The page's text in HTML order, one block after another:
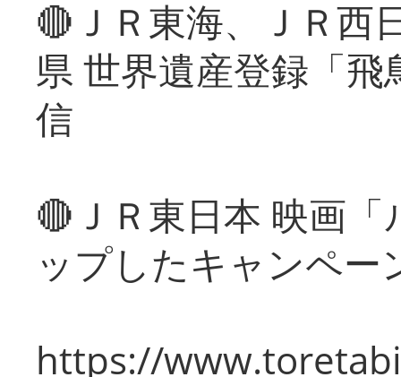
🔴ＪＲ東海、ＪＲ西
県 世界遺産登録「
信
🔴ＪＲ東日本 映画
ップしたキャンペー
https://